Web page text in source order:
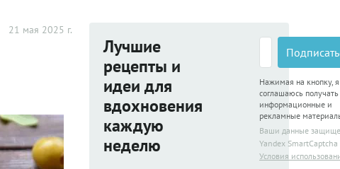
21 мая 2025 г.
Лучшие
рецепты и
идеи для
вдохновения
каждую
неделю
Нажимая на кнопку, я
соглашаюсь получать
информационные и
рекламные
Ваши данные
Yandex SmartCaptcha
Условия